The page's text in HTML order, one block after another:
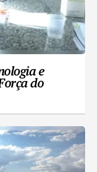
e
do